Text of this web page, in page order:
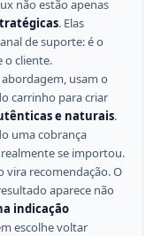
não estão apenas
. Elas
de suporte: é o
o cliente.
usam o
carrinho para criar
e naturais.
uma cobrança
se importou.
vira recomendação. O
aparece não
indicação
escolhe voltar